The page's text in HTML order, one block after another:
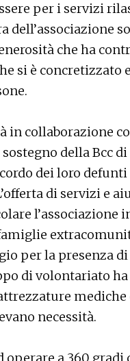
per i servizi
dell’associazione
che ha
si è concretizzato
in collaborazione
della Bcc
dei loro
di servizi e
l’associazione
per la presenza
di volontariato ha
mediche
necessità.